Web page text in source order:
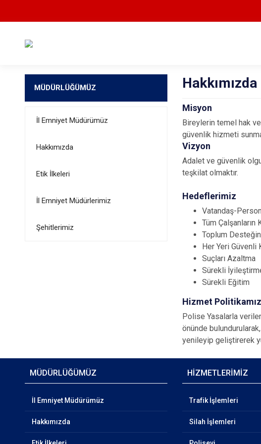
MÜDÜRLÜĞÜMÜZ
İl Emniyet Müdürümüz
Hakkımızda
Etik İlkeleri
İl Emniyet Müdürlerimiz
Şehitlerimiz
Hakkımızda
Misyon
Bireylerin temel hak
güvenlik hizmeti
Vizyon
Adalet ve güvenlik
teşkilat olmaktır.
Hedeflerimiz
Vatandaş-
Tüm Çalşanların
Toplum
Her Yeri Güvenli
Suçları Azaltma
Sürekli
Sürekli Eğitim
Hizmet Politikamız
Polise Yasalarla
önünde
yenileyip geliştirerek
MÜDÜRLÜĞÜMÜZ
İl Emniyet Müdürümüz
Hakkımızda
HİZMETLERİMİZ
Trafik İşlemleri
Silah İşlemleri